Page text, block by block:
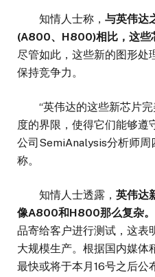
知情人士称， 与英伟达
(A800、H800)相比，这些
尽管如此，这些新的图形处
保持竞争力。
“英伟达的这些新芯片完
度的界限，使得它们能够遵
公司SemiAnalysis分析师周
称。
知情人士透露， 英伟达
像A800和H800那么复杂。
品寄给客户进行测试，这表
大规模生产。根据国内媒体
最快或将于本月16号之后公